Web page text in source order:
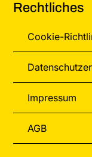
Rechtliches
Cookie-
Impressum
AGB